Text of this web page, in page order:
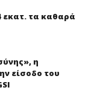
εκατ. τα καθαρά
η
είσοδο του